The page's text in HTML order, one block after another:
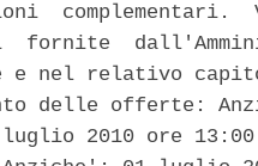
fornite
e nel relativo
delle offerte:
luglio 2010 ore